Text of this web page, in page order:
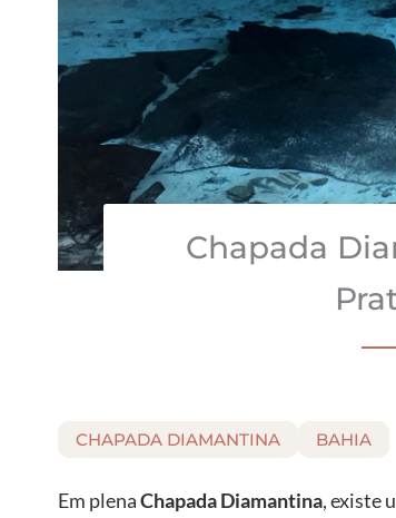
Chapada
CHAPADA DIAMANTINA BAHIA
Em plenaChapada Diamantina, existe